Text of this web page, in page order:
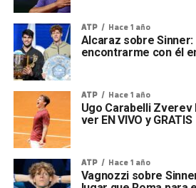
ATP Hace 1 año
Alcaraz sobre Sinner:
encontrarme con él
ATP Hace 1 año
Ugo Carabelli Zverev
ver EN VIVO y GRATIS
ATP Hace 1 año
Vagnozzi sobre